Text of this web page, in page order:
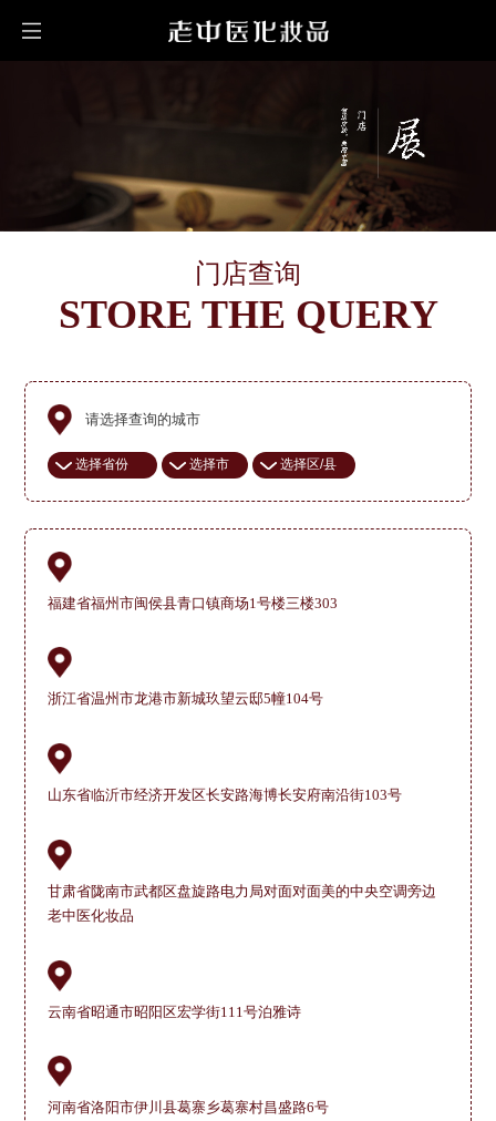
门店查询
STORE THE QUERY
请选择查询的城市
福建省福州市闽侯县青口镇商场1号楼三楼303
浙江省温州市龙港市新城玖望云邸5幢104号
山东省临沂市经济开发区长安路海博长安府南沿街103号
甘肃省陇南市武都区盘旋路电力局对面对面美的中央空调旁边
老中医化妆品
云南省昭通市昭阳区宏学街111号泊雅诗
河南省洛阳市伊川县葛寨乡葛寨村昌盛路6号